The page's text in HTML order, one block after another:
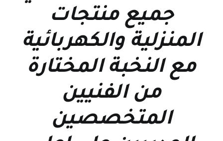
جميع منتجات
المنزلية والكهربائية
مع النخبة المختارة
من الفنيين
المتخصصين